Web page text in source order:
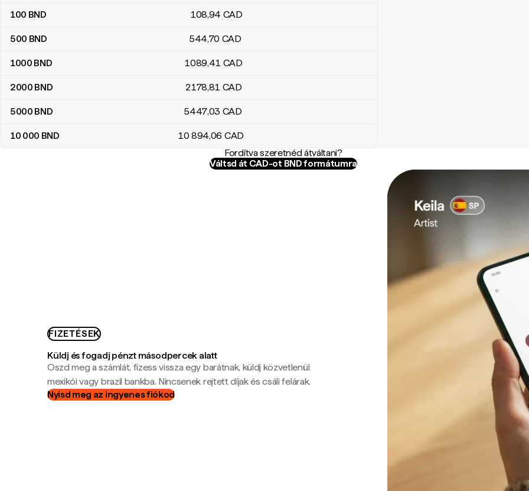
100 BND 108,94 CAD
500 BND 544,70 CAD
1000 BND 1089,41 CAD
2000 BND 2178,81 CAD
5000 BND 5447,03 CAD
10 000 BND 10 894,06 CAD
Fordítva szeretnéd átváltani?
Váltsd át CAD-ot BND formátumra
FIZETÉSEK
Küldj és fogadj pénzt másodpercek alatt
Oszd meg a számlát, fizess vissza egy barátnak, küldj közvetlenül
mexikói vagy brazil bankba. Nincsenek rejtett díjak és csáli felárak.
Nyisd meg az ingyenes fiókod